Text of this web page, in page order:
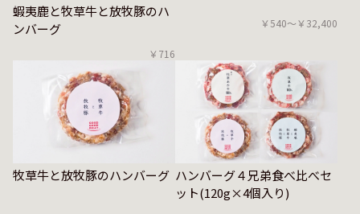
蝦夷鹿と牧草牛と放牧豚のハ
ンバーグ
￥716
￥540〜￥32,400
牧草牛と放牧豚のハンバーグ ハンバーグ４兄弟食べ比べセ
ット(120g×4個入り)